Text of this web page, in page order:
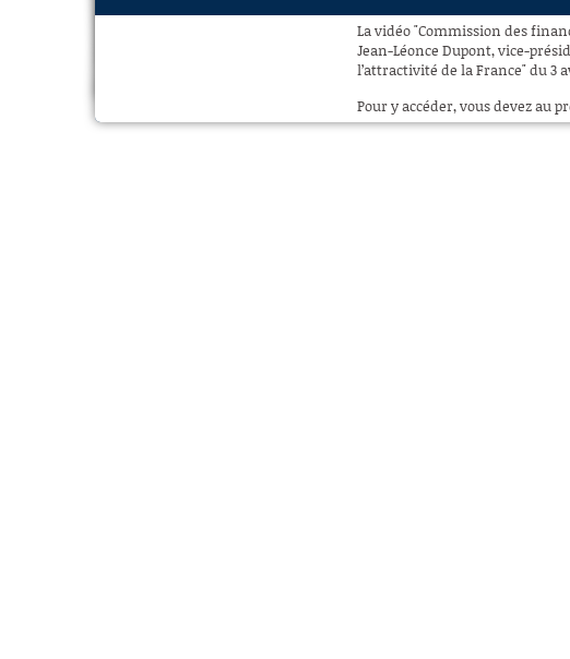
La vidéo "Commission des
Jean-Léonce Dupont, vice-
l’attractivité de la France" du 3
Pour y accéder, vous devez au